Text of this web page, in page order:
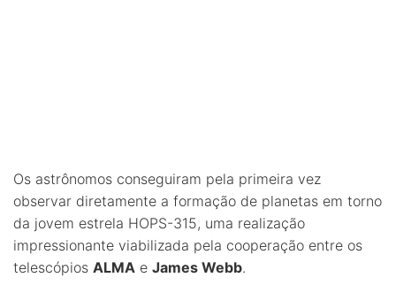
Os astrônomos conseguiram pela primeira vez
observar diretamente a formação de planetas em torno
da jovem estrela HOPS-315, uma realização
impressionante viabilizada pela cooperação entre os
telescópios ALMA e James Webb.